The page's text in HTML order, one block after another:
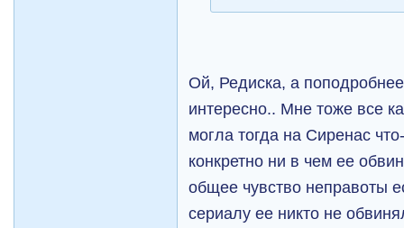
Ой, Редиска, а
интересно.. Мне тоже все
могла тогда на Сиренас
конкретно ни в чем ее
общее чувство неправоты
сериалу ее никто не